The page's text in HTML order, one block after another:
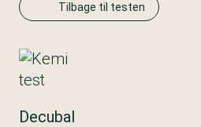
Tilbage til testen
Decubal